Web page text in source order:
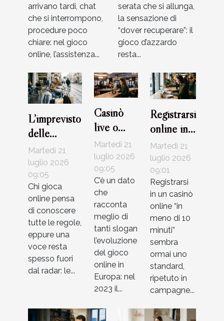
arrivano tardi, chat
che si interrompono,
procedure poco
chiare: nel gioco
online, l’assistenza...
serata che si allunga,
la sensazione di
“dover recuperare”: il
gioco d’azzardo
resta...
L’imprevisto
delle
commissioni:
cosa il
giocatore
non
considera
mai
Martedì 21
luglio 2026
09:05
Chi gioca
online pensa
di conoscere
tutte le regole,
eppure una
voce resta
spesso fuori
dal radar: le...
Casinò
live o
RNG: che
tipo di
giocatore
sei?
Martedì 21
luglio 2026
09:05
C’è un dato
che
racconta
meglio di
tanti slogan
l’evoluzione
del gioco
online in
Europa: nel
2023 il...
Registrarsi
online in
meno di
10 minuti:
mito o
realtà nei
casinò
moderni?
Martedì 21
luglio 2026
09:01
Registrarsi
in un casinò
online “in
meno di 10
minuti”
sembra
ormai uno
standard,
ripetuto in
campagne...